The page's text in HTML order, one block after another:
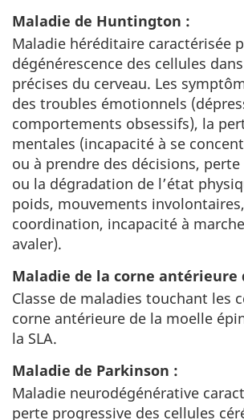
Maladie de Huntington :
Maladie héréditaire caractérisée
dégénérescence des cellules
précises du cerveau. Les
des troubles émotionnels
comportements obsessifs), la
mentales (incapacité à se
ou à prendre des décisions,
ou la dégradation de l’état
poids, mouvements
coordination, incapacité à
avaler).
Maladie de la corne antérieure
Classe de maladies touchant les
corne antérieure de la moelle
la SLA.
Maladie de Parkinson :
Maladie neurodégénérative
perte progressive des cellules